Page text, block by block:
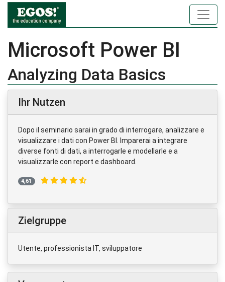
Microsoft Power BI
Analyzing Data Basics
Ihr Nutzen
Dopo il seminario sarai in grado di interrogare, analizzare e
visualizzare i dati con Power BI. Imparerai a integrare
diverse fonti di dati, a interrogarle e modellarle e a
visualizzarle con report e dashboard.
4,61
Zielgruppe
Utente, professionista IT, sviluppatore